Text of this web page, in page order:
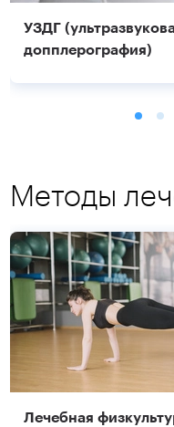
УЗДГ
допплерография)
Подробнее
Методы
Лечебная